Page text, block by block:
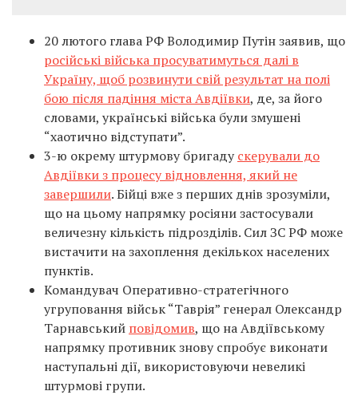
20 лютого глава РФ Володимир Путін заявив, що
російські війська просуватимуться далі в
Україну, щоб розвинути свій результат на полі
бою після падіння міста Авдіївки, де, за його
словами, українські війська були змушені
“хаотично відступати”.
3-ю окрему штурмову бригадускерували до
Авдіївки з процесу відновлення, який не
завершили. Бійці вже з перших днів зрозуміли,
що на цьому напрямку росіяни застосували
величезну кількість підрозділів. Сил ЗС РФ може
вистачити на захоплення декількох населених
пунктів.
Командувач Оперативно-стратегічного
угруповання військ “Таврія” генерал Олександр
Тарнавський повідомив, що на Авдіївському
напрямку противник знову спробує виконати
наступальні дії, використовуючи невеликі
штурмові групи.